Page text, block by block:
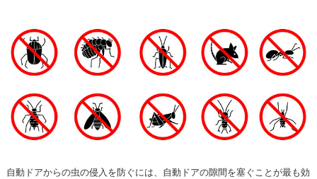
自動ドアからの虫の侵入を防ぐには、自動ドアの隙間を塞ぐことが最も効